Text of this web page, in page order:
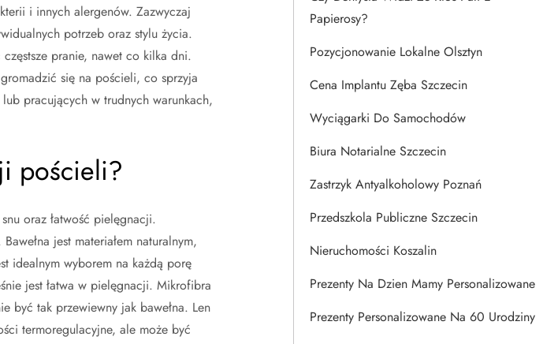
i innych alergenów. Zazwyczaj
potrzeb oraz stylu życia.
pranie, nawet co kilka dni.
się na pościeli, co sprzyja
pracujących w trudnych warunkach,
pościeli?
oraz łatwość pielęgnacji.
jest materiałem naturalnym,
idealnym wyborem na każdą porę
jest łatwa w pielęgnacji. Mikrofibra
być tak przewiewny jak bawełna. Len
termoregulacyjne, ale może być
Papierosy?
Pozycjonowanie Lokalne Olsztyn
Cena Implantu Zęba Szczecin
Wyciągarki Do Samochodów
Biura Notarialne Szczecin
Zastrzyk Antyalkoholowy Poznań
Przedszkola Publiczne Szczecin
Nieruchomości Koszalin
Prezenty Na Dzien Mamy Personalizowane
Prezenty Personalizowane Na 60 Urodziny